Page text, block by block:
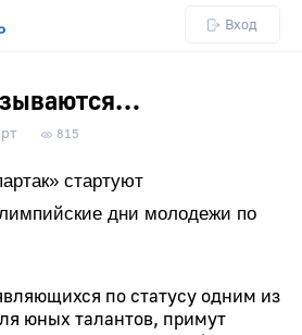
Вход
815
стартуют
дни молодежи по
по статусу одним из
юных талантов, примут